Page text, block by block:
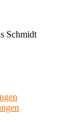
Schmidt